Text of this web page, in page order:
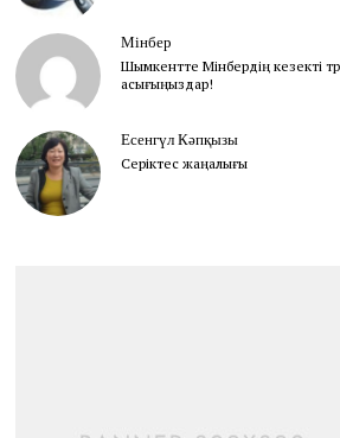
Мінбер
Шымкентте Мінбердің кезекті
асығыңыздар!
Есенгүл Кәпқызы
Серіктес жаңалығы